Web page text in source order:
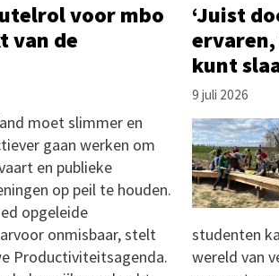
voor mbo
van de
moet slimmer en
gaan werken om
en publieke
op peil te houden.
opgeleide
onmisbaar, stelt
Productiviteitsagenda.
‘Juist
kunt
9 juli 2026
studenten
wereld van